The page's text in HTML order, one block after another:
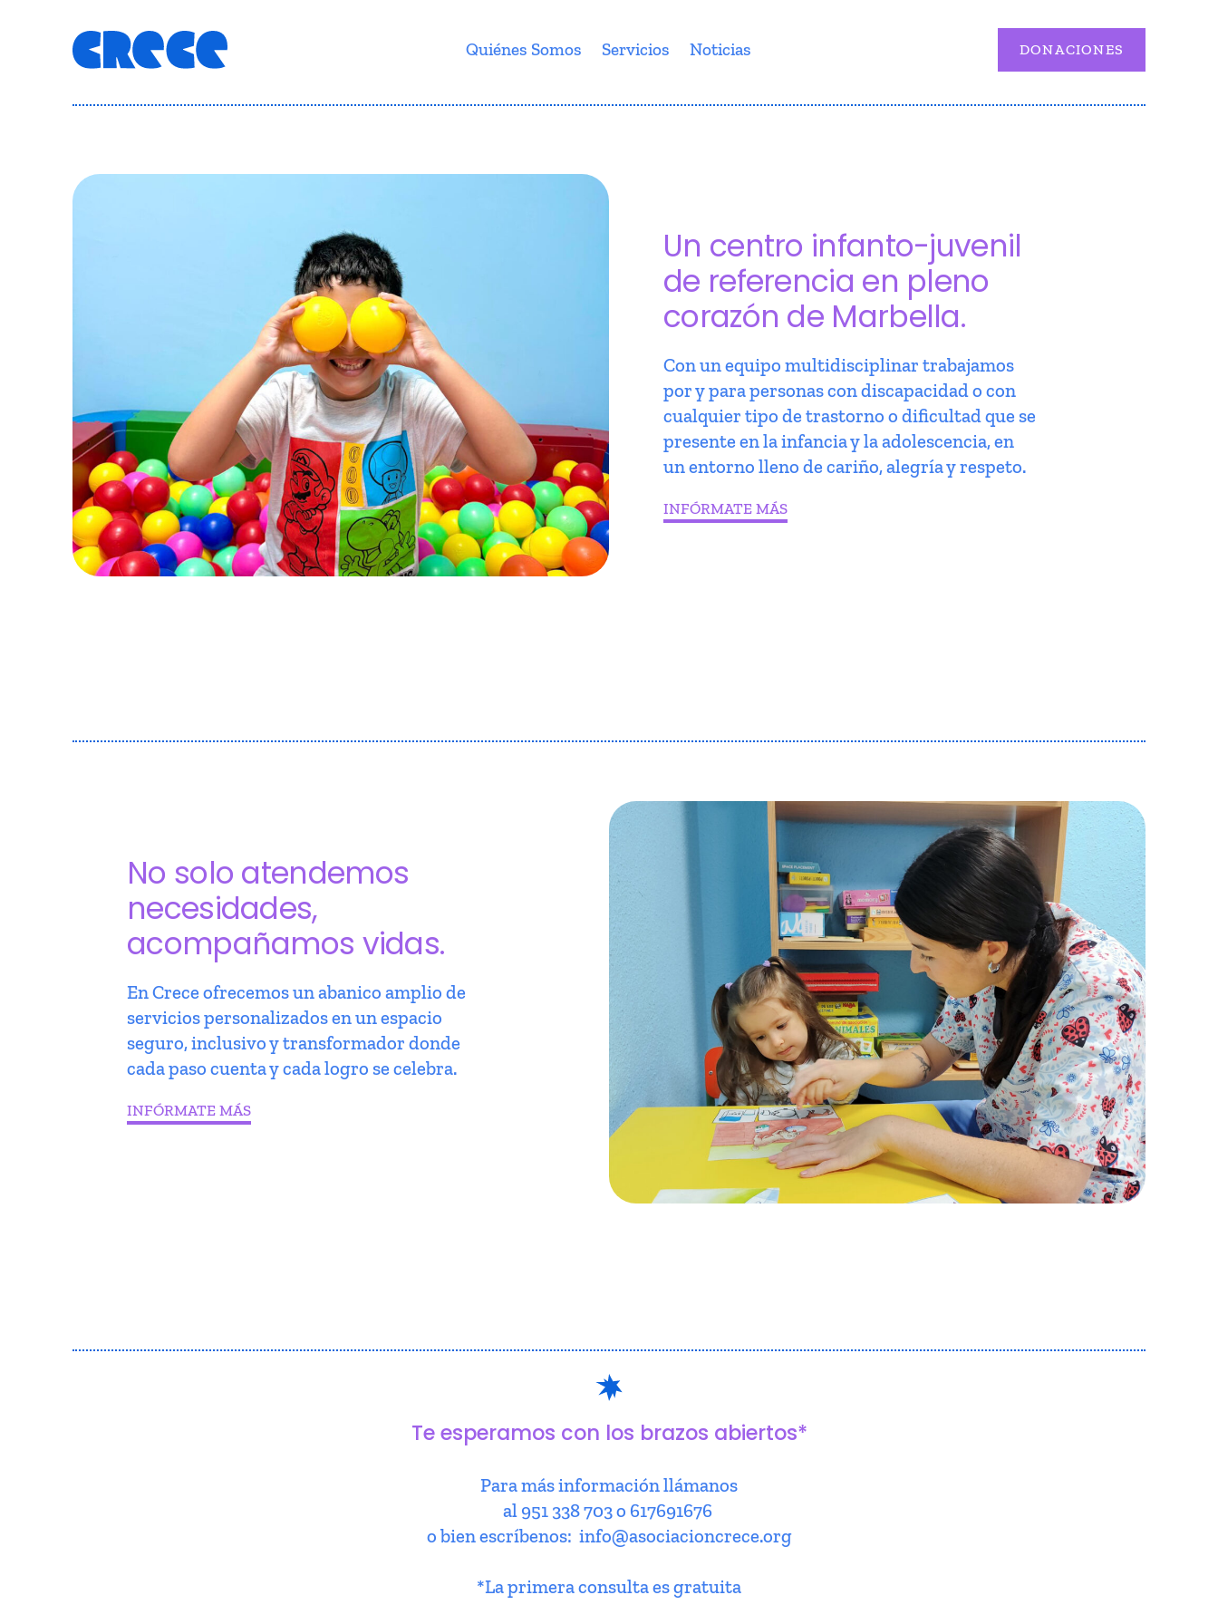
Quiénes Somos Servicios Noticias DONACIONES
Un centro infanto-juvenil
de referencia en pleno
corazón de Marbella.
Con un equipo multidisciplinar trabajamos
por y para personas con discapacidad o con
cualquier tipo de trastorno o dificultad que se
presente en la infancia y la adolescencia, en
un entorno lleno de cariño, alegría y respeto.
INFÓRMATE MÁS
No solo atendemos
necesidades,
acompañamos vidas.
En Crece ofrecemos un abanico amplio de
servicios personalizados en un espacio
seguro, inclusivo y transformador donde
cada paso cuenta y cada logro se celebra.
INFÓRMATE MÁS
Te esperamos con los brazos abiertos*
Para más información llámanos
al 951 338 703 o 617691676
o bien escríbenos: info@asociacioncrece.org
*La primera consulta es gratuita